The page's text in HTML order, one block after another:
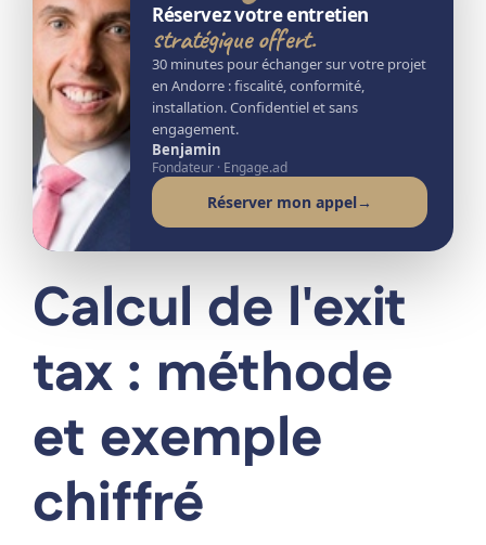
Réservez votre entretien
stratégique offert.
30 minutes pour échanger sur votre projet
en Andorre : fiscalité, conformité,
installation. Confidentiel et sans
engagement.
Benjamin
Fondateur · Engage.ad
Réserver mon appel→
Calcul de l'exit
tax : méthode
et exemple
chiffré